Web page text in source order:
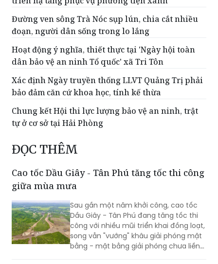
Đường ven sông Trà Nóc sụp lún, chia cắt nhiều
đoạn, người dân sống trong lo lắng
Hoạt động ý nghĩa, thiết thực tại 'Ngày hội toàn
dân bảo vệ an ninh Tổ quốc' xã Tri Tôn
Xác định Ngày truyền thống LLVT Quảng Trị phải
bảo đảm căn cứ khoa học, tính kế thừa
Chung kết Hội thi lực lượng bảo vệ an ninh, trật
tự ở cơ sở tại Hải Phòng
ĐỌC THÊM
Cao tốc Dầu Giây - Tân Phú tăng tốc thi công
giữa mùa mưa
Sau gần một năm khởi công, cao tốc
Dầu Giây - Tân Phú đang tăng tốc thi
công với nhiều mũi triển khai đồng loạt,
song vẫn "vướng" khâu giải phóng mặt
bằng - mặt bằng giải phóng chưa liền